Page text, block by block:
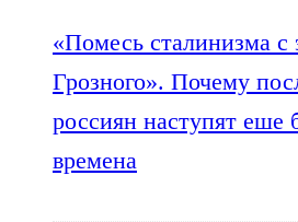
«Помесь сталинизма с
Грозного». Почему
россиян наступят еше
времена